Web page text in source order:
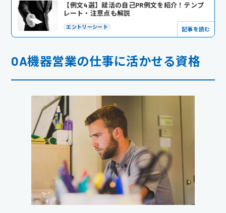
【例文4選】就活の自己PR例文を紹介！テンプ
レート・注意点も解説
エントリーシート 記事を読む
OA機器営業の仕事に活かせる資格